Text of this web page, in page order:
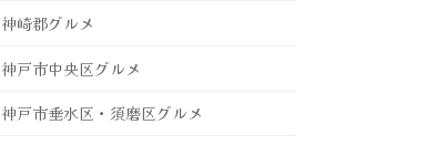
神崎郡グルメ
神戸市中央区グルメ
神戸市垂水区・須磨区グルメ